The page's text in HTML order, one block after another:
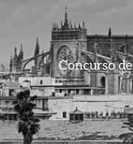
Concurso